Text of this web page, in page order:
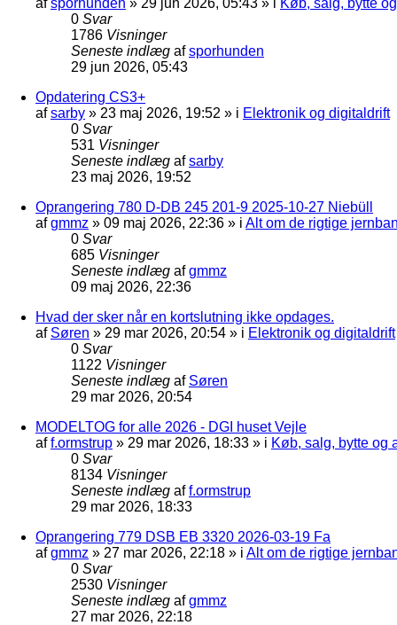
0 Svar
1786 Visninger
Seneste indlæg afsporhunden
29 jun 2026, 05:43
Opdatering CS3+
afsarby » 23 maj 2026, 19:52 » i Elektronik og digitaldrift
0 Svar
531 Visninger
Seneste indlæg afsarby
23 maj 2026, 19:52
Oprangering 780 D-DB 245 201-9 2025-10-27 Niebüll
afgmmz » 09 maj 2026, 22:36 » i Alt om de rigtige
0 Svar
685 Visninger
Seneste indlæg afgmmz
09 maj 2026, 22:36
Hvad der sker når en kortslutning ikke opdages.
af Søren » 29 mar 2026, 20:54 » i Elektronik og digitaldrift
0 Svar
1122 Visninger
Seneste indlæg af Søren
29 mar 2026, 20:54
MODELTOG for alle 2026 - DGI huset Vejle
aff.ormstrup » 29 mar 2026, 18:33 » i Køb, salg, bytte og
0 Svar
8134 Visninger
Seneste indlæg aff.ormstrup
29 mar 2026, 18:33
Oprangering 779 DSB EB 3320 2026-03-19 Fa
afgmmz » 27 mar 2026, 22:18 » i Alt om de rigtige
0 Svar
2530 Visninger
Seneste indlæg afgmmz
27 mar 2026, 22:18